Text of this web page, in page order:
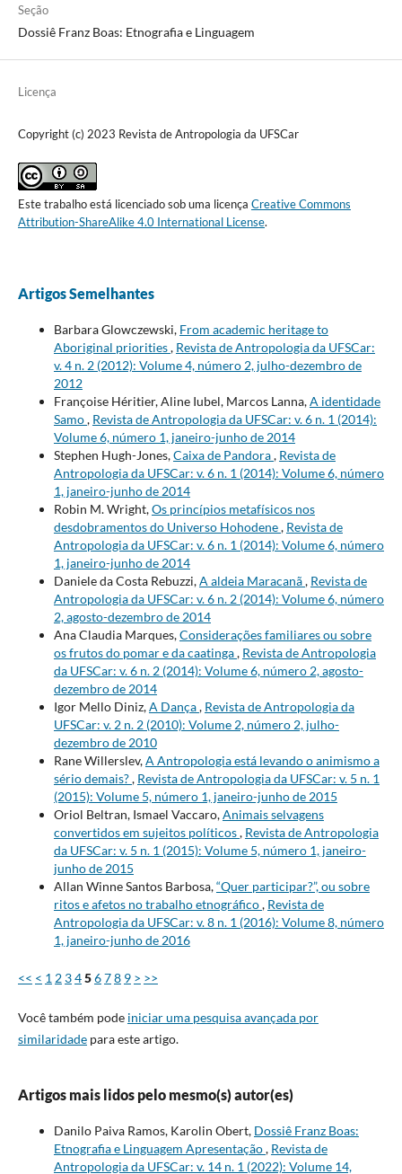
Seção
Dossiê Franz Boas: Etnografia e Linguagem
Licença
Copyright (c) 2023 Revista de Antropologia da UFSCar
Este trabalho está licenciado sob uma licença Creative Commons
Attribution-ShareAlike 4.0 International License.
Artigos Semelhantes
Barbara Glowczewski, From academic heritage to
Aboriginal priorities, Revista de Antropologia da UFSCar:
v. 4 n. 2 (2012): Volume 4, número 2, julho-dezembro de
2012
Françoise Héritier, Aline Iubel, Marcos Lanna,A identidade
Samo, Revista de Antropologia da UFSCar: v. 6 n. 1 (2014):
Volume 6, número 1, janeiro-junho de 2014
Stephen Hugh-Jones,Caixa de Pandora, Revista de
Antropologia da UFSCar: v. 6 n. 1 (2014): Volume 6, número
1, janeiro-junho de 2014
Robin M. Wright,Os princípios metafísicos nos
desdobramentos do Universo Hohodene, Revista de
Antropologia da UFSCar: v. 6 n. 1 (2014): Volume 6, número
1, janeiro-junho de 2014
Daniele da Costa Rebuzzi,A aldeia Maracanã, Revista de
Antropologia da UFSCar: v. 6 n. 2 (2014): Volume 6, número
2, agosto-dezembro de 2014
Ana Claudia Marques,Considerações familiares ou sobre
os frutos do pomar e da caatinga, Revista de Antropologia
da UFSCar: v. 6 n. 2 (2014): Volume 6, número 2, agosto-
dezembro de 2014
Igor Mello Diniz,A Dança, Revista de Antropologia da
UFSCar: v. 2 n. 2 (2010): Volume 2, número 2, julho-
dezembro de 2010
Rane Willerslev,A Antropologia está levando o animismo a
sério demais?, Revista de Antropologia da UFSCar: v. 5 n. 1
(2015): Volume 5, número 1, janeiro-junho de 2015
Oriol Beltran, Ismael Vaccaro,Animais selvagens
convertidos em sujeitos políticos, Revista de Antropologia
da UFSCar: v. 5 n. 1 (2015): Volume 5, número 1, janeiro-
junho de 2015
Allan Winne Santos Barbosa,“Quer participar?”, ou sobre
ritos e afetos no trabalho etnográfico, Revista de
Antropologia da UFSCar: v. 8 n. 1 (2016): Volume 8, número
1, janeiro-junho de 2016
<< < 1 2 345678 9 > >>
Você também pode iniciar uma pesquisa avançada por
similaridadepara este artigo.
Artigos mais lidos pelo mesmo(s) autor(es)
Danilo Paiva Ramos, Karolin Obert, Dossiê Franz Boas:
Etnografia e Linguagem Apresentação, Revista de
Antropologia da UFSCar: v. 14 n. 1 (2022): Volume 14,